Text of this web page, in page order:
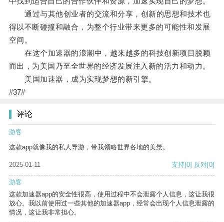
通过与其他创业者的交流和分享，创新的思想和技术也
得以不断碰撞和融合，为整个行业带来更多的可能性和发展
空间。
在这个加速器的浪潮中，越来越多的科技创新项目脱颖
而出，为美国乃至全世界的经济发展注入新的活力和动力。
美国加速器，成为实现梦想的新引擎。
#37#
评论
游客
这款app就像我的私人导游，带我领略世界各地的美景。
2025-01-11 支持[0] 反对[0]
游客
这款加速器app的安全性很高，使用过程中不会泄露个人信息，这让我很
放心。我以前使用过一些其他的加速器app，经常会出现个人信息泄露的
情况，这让我非常担心。